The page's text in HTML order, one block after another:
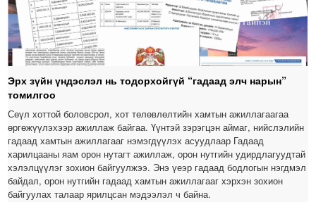
Эрх зүйн үндэслэл нь тодорхойгүй “гадаад элч нарын”
томилгоо
Сөүл хоттой боловсрол, хот төлөвлөлтийн хамтын ажиллагаагаа
өргөжүүлэхээр ажиллаж байгаа. Үүнтэй зэрэгцэн аймаг, нийслэлийн
гадаад хамтын ажиллагааг нэмэгдүүлэх асуудлаар Гадаад
харилцааны яам орон нутагт ажиллаж, орон нутгийн удирдлагуудтай
хэлэлцүүлэг зохион байгуулжээ. Энэ үеэр гадаад бодлогын нэгдмэл
байдал, орон нутгийн гадаад хамтын ажиллагааг хэрхэн зохион
байгуулах талаар ярилцсан мэдээлэл ч байна.